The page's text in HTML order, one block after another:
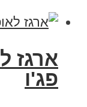
ארגז
פג'ו